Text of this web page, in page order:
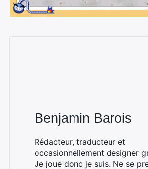
Benjamin Barois
Rédacteur, traducteur et
occasionnellement designer
Je joue donc je suis. Ne se